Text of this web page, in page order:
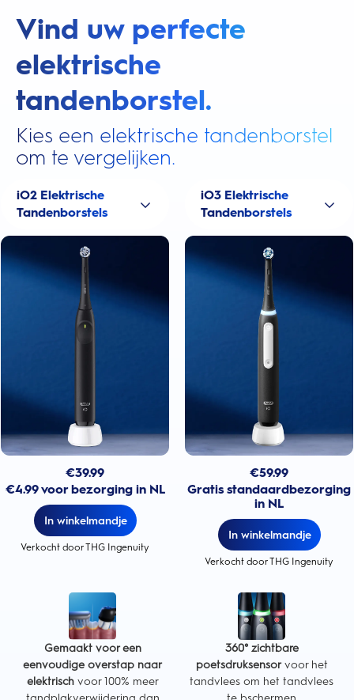
Vind uw perfecte
elektrische
tandenborstel.
Kies een elektrische tandenborstel
om te vergelijken.
iO2 Elektrische
Tandenborstels
€39.99
€4.99 voor bezorging in NL
In winkelmandje
Verkocht door THG Ingenuity
iO3 Elektrische
Tandenborstels
€59.99
Gratis standaardbezorging
in NL
In winkelmandje
Verkocht door THG Ingenuity
Gemaakt voor een
eenvoudige overstap naar
elektrischvoor 100% meer
360° zichtbare
poetsdruksensorvoor het
tandvlees om het tandvlees